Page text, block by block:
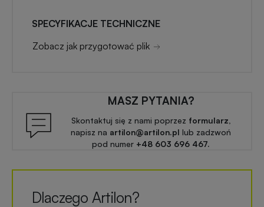
SPECYFIKACJE TECHNICZNE
Zobacz jak przygotować plik
MASZ PYTANIA?
Skontaktuj się z nami poprzez formularz,
napisz na artilon@artilon.pl lub zadzwoń
pod numer +48 603 696 467.
Dlaczego Artilon?